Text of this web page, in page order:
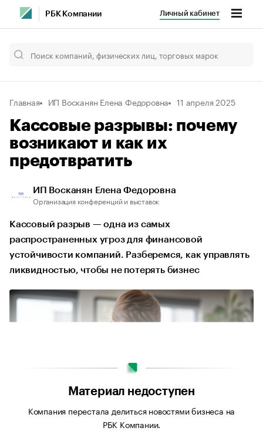
РБК Компании Личный кабинет
Главная ИП Восканян Елена Федоровна 11 апреля 2025
Кассовые разрывы: почему
возникают и как их
предотвратить
ИП Восканян Елена Федоровна
Организация конференций и выставок
Кассовый разрыв — одна из самых
распространенных угроз для финансовой
устойчивости компаний. Разберемся, как управлять
ликвидностью, чтобы не потерять бизнес
Материал недоступен
Компания перестала делиться новостями бизнеса на
РБК Компании.